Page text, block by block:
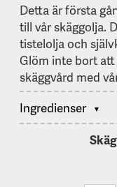
Detta är första
till vår skäggolja.
tistelolja och
Glöm inte bort
skäggvård med
Ingredienser